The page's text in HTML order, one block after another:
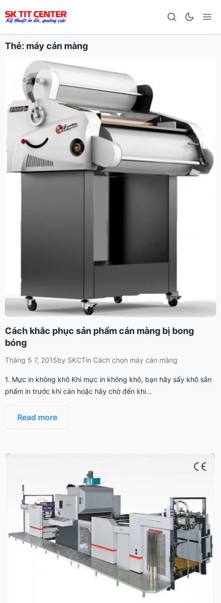
Thẻ: máy cán màng
Cách khắc phục sản phẩm cán màng bị bong
bóng
Tháng 5 7, 2015by SKCTin Cách chọn máy cán màng
1. Mực in không khô Khi mực in không khô, bạn hãy sấy khô sản
phẩm in trước khi cán hoặc hãy chờ đến khi…
Read more